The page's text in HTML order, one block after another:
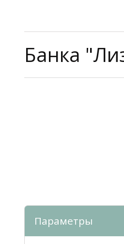
Банка
Параметры